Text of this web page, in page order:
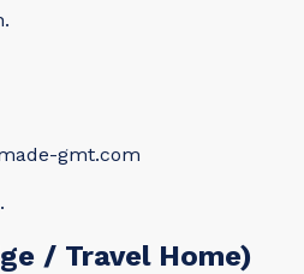
gmt.com
/ Travel Home)